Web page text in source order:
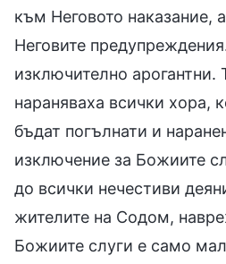
към Неговото наказание,
Неговите
изключително арогантни.
нараняваха всички хора,
бъдат погълнати и
изключение за Божиите
до всички нечестиви
жителите на Содом,
Божиите слуги е само